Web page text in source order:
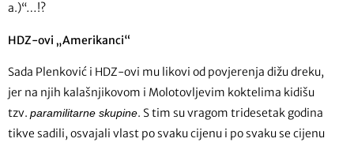
a.)“…!?
HDZ-ovi „Amerikanci“
Sada Plenković i HDZ-ovi mu likovi od povjerenja dižu dreku,
jer na njih kalašnjikovom i Molotovljevim koktelima kidišu
tzv. paramilitarne skupine. S tim su vragom tridesetak godina
tikve sadili, osvajali vlast po svaku cijenu i po svaku se cijenu